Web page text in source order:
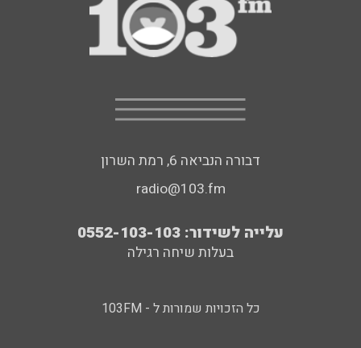
דבורה הנביאה 6, רמת השרון
radio@103.fm
עלייה לשידור: 0552-103-103
בעלות שיחה רגילה
כל הזכויות שמורות ל - 103FM